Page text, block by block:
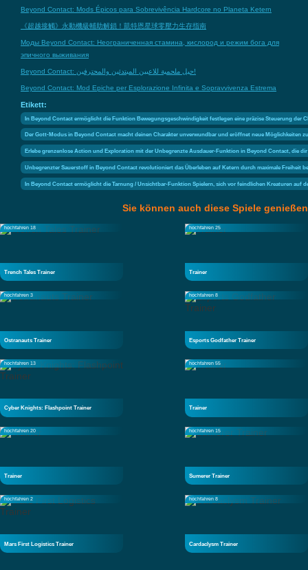
Beyond Contact: Mods Épicos para Sobrevivência Hardcore no Planeta Ketern
《超越接觸》永動機級輔助解鎖！凱特恩星球零壓力生存指南
Моды Beyond Contact: Неограниченная стамина, кислород и режим бога для
эпичного выживания
Beyond Contact: حيل ملحمية للاعبين المبتدئين والمحترفين!
Beyond Contact: Mod Epiche per Esplorazione Infinita e Sopravvivenza Estrema
Etikett:
In Beyond Contact ermöglicht die Funktion Bewegungsgeschwindigkeit festlegen eine präzise Steuerung der
Der Gott-Modus in Beyond Contact macht deinen Charakter unverwundbar und eröffnet neue Möglichkeiten
Erlebe grenzenlose Action und Exploration mit der Unbegrenzte Ausdauer-Funktion in Beyond Contact, die
Unbegrenzter Sauerstoff in Beyond Contact revolutioniert das Überleben auf Ketern durch maximale Freiheit
In Beyond Contact ermöglicht die Tarnung / Unsichtbar-Funktion Spielern, sich vor feindlichen Kreaturen auf
Sie können auch diese Spiele genießen
hochfahren 18
Trench Tales Trainer
hochfahren 25
Trainer
hochfahren 3
Ostranauts Trainer
hochfahren 8
Esports Godfather Trainer
hochfahren 13
Cyber Knights: Flashpoint Trainer
hochfahren 55
Trainer
hochfahren 20
Trainer
hochfahren 15
Sumerer Trainer
hochfahren 2
Mars First Logistics Trainer
hochfahren 8
Cardaclysm Trainer